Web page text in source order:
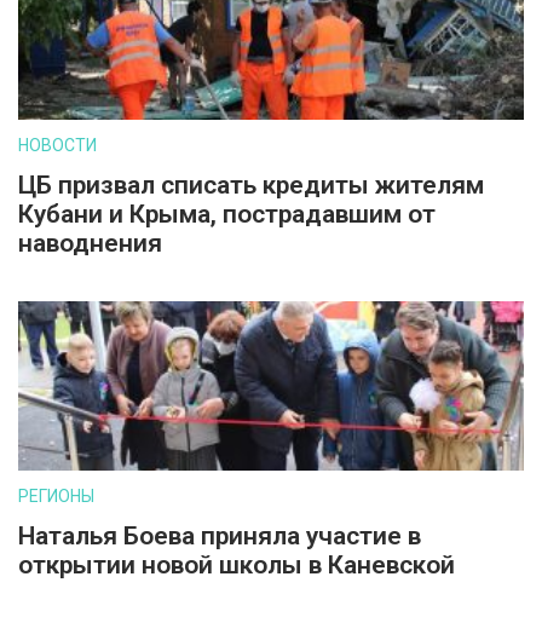
НОВОСТИ
ЦБ призвал списать кредиты жителям
Кубани и Крыма, пострадавшим от
наводнения
РЕГИОНЫ
Наталья Боева приняла участие в
открытии новой школы в Каневской